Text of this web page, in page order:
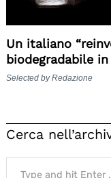
Un italiano
biodegradabile
Selected by Redazione
Cerca
Search
for: